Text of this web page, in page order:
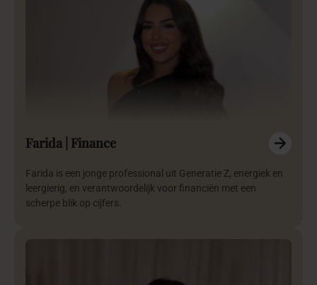
Farida | Finance
Farida is een jonge professional uit Generatie Z, energiek en
leergierig, en verantwoordelijk voor financiën met een
scherpe blik op cijfers.